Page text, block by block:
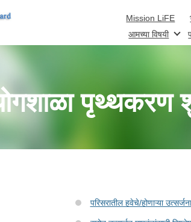
Mission LiFE
आमच्या विषयी
पृथ्थकरण
परिसरातील हवेचे/होणाऱ्या